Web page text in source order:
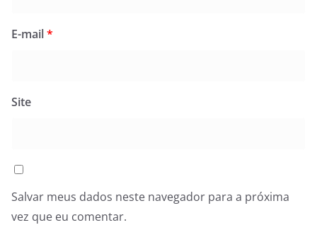
E-mail*
Site
Salvar meus dados neste navegador para a próxima
vez que eu comentar.